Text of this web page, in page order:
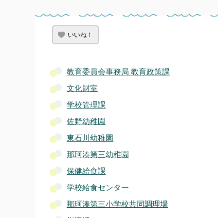
いいね！
教育委員会事務局 教育政策課
文化財室
学校管理課
佐野幼稚園
東石川幼稚園
那珂湊第三幼稚園
保健給食課
学校給食センター
那珂湊第三小学校共同調理場